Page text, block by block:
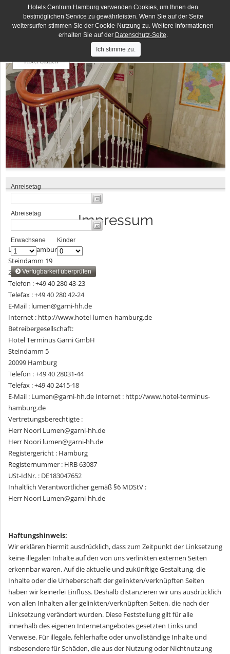
Hotels
Deutsches Haus
Hotel Lumen
Hotel Residence
Hotel Terminus
Elbbrücken Hotel
Hotel an der Bille
Hotel Seegarten
DE
Impressum
Lumen Hamburg
Steindamm 19
20099 Hamburg
Telefon : +49 40 280 43-23
Telefax : +49 40 280 42-24
E-Mail : lumen@garni-hh.de
Internet : http://www.hotel-lumen-hamburg.de
Betreibergesellschaft:
Hotel Terminus Garni GmbH
Steindamm 5
20099 Hamburg
Telefon : +49 40 28031-44
Telefax : +49 40 2415-18
E-Mail : Lumen@garni-hh.de Internet : http://www.hotel-terminus-
hamburg.de
Vertretungsberechtigte :
Herr Noori Lumen@garni-hh.de
Herr Noori lumen@garni-hh.de
Registergericht : Hamburg
Registernummer : HRB 63087
USt-IdNr. : DE183047652
Inhaltlich Verantwortlicher gemäß §6 MDStV :
Herr Noori Lumen@garni-hh.de
Haftungshinweis:
Wir erklären hiermit ausdrücklich, dass zum Zeitpunkt der Linksetzung
keine illegalen Inhalte auf den von uns verlinkten externen Seiten
erkennbar waren. Auf die aktuelle und zukünftige Gestaltung, die
Inhalte oder die Urheberschaft der gelinkten/verknüpften Seiten
haben wir keinerlei Einfluss. Deshalb distanzieren wir uns ausdrücklich
von allen Inhalten aller gelinkten/verknüpften Seiten, die nach der
Linksetzung verändert wurden. Diese Feststellung gilt für alle
innerhalb des eigenen Internetangebotes gesetzten Links und
Verweise. Für illegale, fehlerhafte oder unvollständige Inhalte und
insbesondere für Schäden, die aus der Nutzung oder Nichtnutzung
Hotels Centrum Hamburg verwenden Cookies, um Ihnen den
bestmöglichen Service zu gewährleisten. Wenn Sie auf der Seite
weitersurfen stimmen Sie der Cookie-Nutzung zu. Weitere Informationen
erhalten Sie auf der Datenschutz-Seite.
Ich stimme zu.